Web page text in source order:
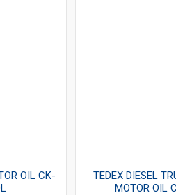
OIL CK-
TEDEX DIESEL
MOTOR OIL